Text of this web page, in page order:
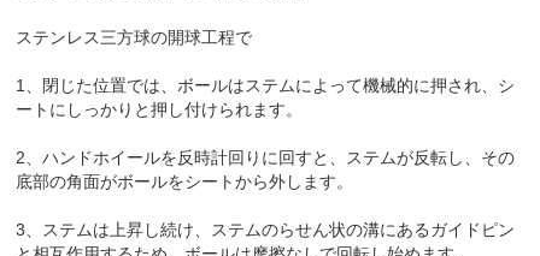
ステンレス三方球の開球工程で
1、閉じた位置では、ボールはステムによって機械的に押され、シ
ートにしっかりと押し付けられます。
2、ハンドホイールを反時計回りに回すと、ステムが反転し、その
底部の角面がボールをシートから外します。
3、ステムは上昇し続け、ステムのらせん状の溝にあるガイドピン